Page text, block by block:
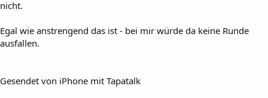
nicht.
Egal wie anstrengend das ist - bei mir würde da keine Runde
ausfallen.
Gesendet von iPhone mit Tapatalk